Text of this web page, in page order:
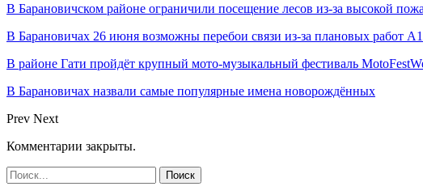
В Барановичском районе ограничили посещение лесов из-за высокой
В Барановичах 26 июня возможны перебои связи из-за плановых работ A1
В районе Гати пройдёт крупный мото-музыкальный фестиваль
В Барановичах назвали самые популярные имена новорождённых
Prev Next
Комментарии закрыты.